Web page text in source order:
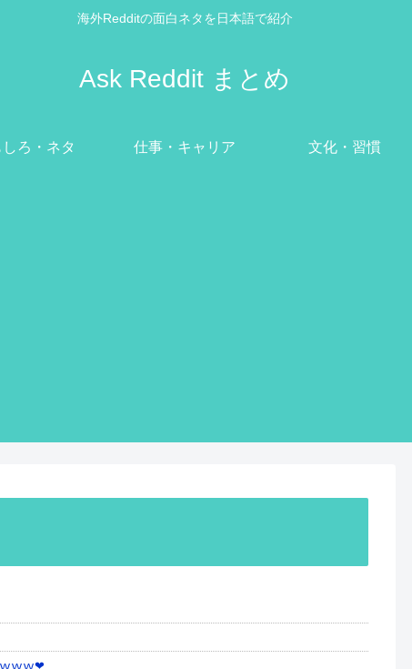
海外Redditの面白ネタを日本語で紹介
Ask Reddit まとめ
ろ・ネタ 仕事・キャリア 文化・習慣